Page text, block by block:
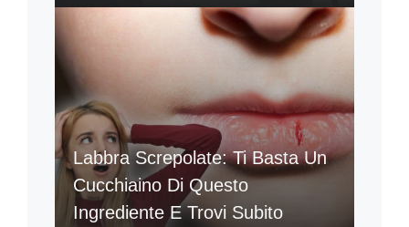
Labbra Screpolate: Ti Basta Un
Cucchiaino Di Questo
Ingrediente E Trovi Subito